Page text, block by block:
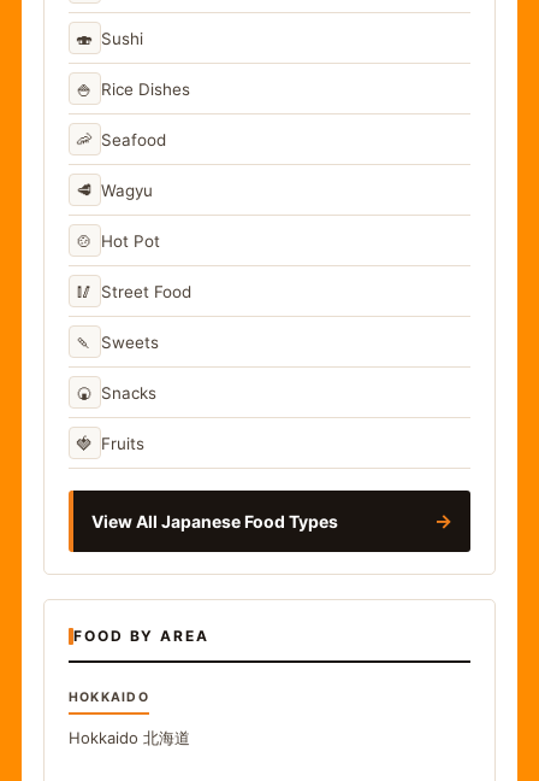
🍣 Sushi
🍚 Rice Dishes
🦐 Seafood
🥩 Wagyu
🍲 Hot Pot
🥢 Street Food
🍡 Sweets
🍘 Snacks
🍓 Fruits
View All Japanese Food Types →
FOOD BY AREA
HOKKAIDO
Hokkaido 北海道